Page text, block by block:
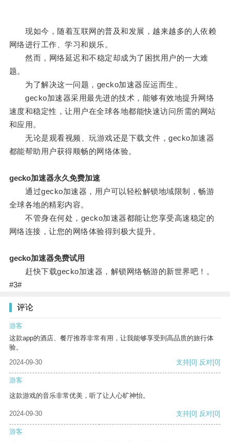
现如今，随着互联网的普及和发展，越来越多的人依赖
网络进行工作、学习和娱乐。
然而，网络延迟和不稳定却成为了困扰用户的一大难
题。
为了解决这一问题，gecko加速器应运而生。
gecko加速器采用最先进的技术，能够有效地提升网络
速度和稳定性，让用户在全球各地都能快速访问所需的网站
和应用。
无论是观看视频、玩游戏还是下载文件，gecko加速器
都能帮助用户获得顺畅的网络体验。
gecko加速器永久免费加速
通过gecko加速器，用户可以轻松解锁地域限制，畅游
全球各地的精彩内容。
不管身在何处，gecko加速器都能让您享受高速稳定的
网络连接，让您的网络体验得到极大提升。
gecko加速器免费试用
赶快下载gecko加速器，解锁网络畅游的新世界吧！。
#3#
评论
游客
这款app的酒店、餐厅推荐非常有用，让我能够享受到高品质的旅行体
验。
2024-09-30
支持[0] 反对[0]
游客
这款游戏的音乐非常优美，听了让人心旷神怡。
2024-09-30 支持[0] 反对[0]
游客